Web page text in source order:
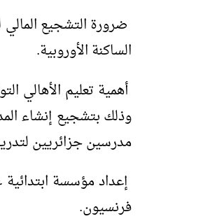
ضرورة التشجيع المالي
الساكنة الأوروبية.
أهمية تعليم الأهالي
وذلك بتشجيع إنشاء
مدرسين جزائريين
إعداد مؤسسة
فرنسيون.